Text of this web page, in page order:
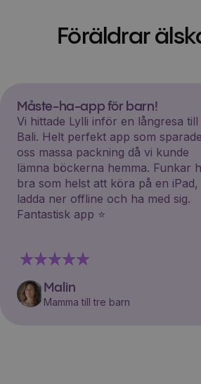
Föräldrar
Måste-ha-app för barn!
Vi hittade Lylli inför en långresa till
Bali. Helt perfekt app som sparade
oss massa packning då vi kunde
lämna böckerna hemma. Funkar
bra som helst att köra på en iPad,
ladda ner offline och ha med sig.
Fantastisk app ⭐️
Malin
Mamma till tre barn